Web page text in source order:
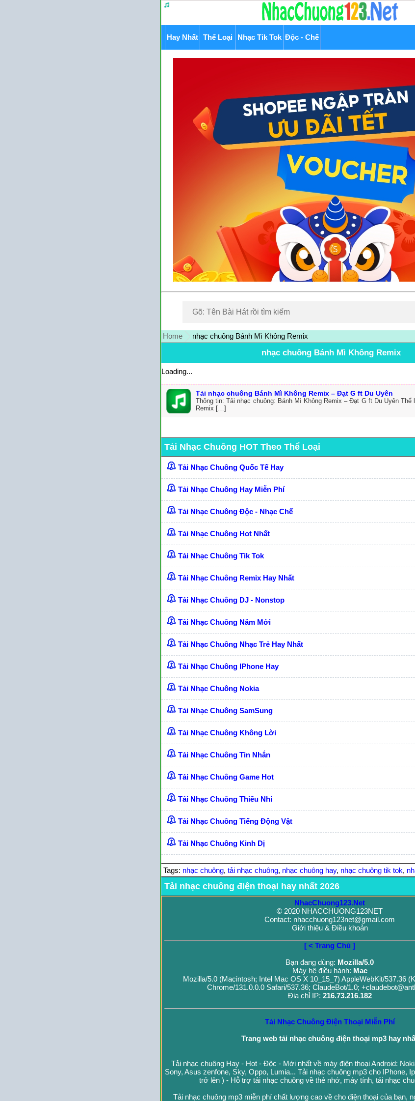
Hay Nhất Thể Loại Nhạc Tik Tok Độc - Chế
Home nhạc chuông Bánh Mì Không Remix
nhạc chuông Bánh Mì Không Remix
Loading...
Tải nhạc chuông Bánh Mì Không Remix – Đạt G ft Du Uyên
Thông tin: Tải nhạc chuông: Bánh Mì Không Remix – Đạt G ft Du Uyên Thể
Remix […]
Tải Nhạc Chuông HOT Theo Thể Loại
Tải Nhạc Chuông Quốc Tế Hay
Tải Nhạc Chuông Hay Miễn Phí
Tải Nhạc Chuông Độc - Nhạc Chế
Tải Nhạc Chuông Hot Nhất
Tải Nhạc Chuông Tik Tok
Tải Nhạc Chuông Remix Hay Nhất
Tải Nhạc Chuông DJ - Nonstop
Tải Nhạc Chuông Năm Mới
Tải Nhạc Chuông Nhạc Trẻ Hay Nhất
Tải Nhạc Chuông IPhone Hay
Tải Nhạc Chuông Nokia
Tải Nhạc Chuông SamSung
Tải Nhạc Chuông Không Lời
Tải Nhạc Chuông Tin Nhắn
Tải Nhạc Chuông Game Hot
Tải Nhạc Chuông Thiếu Nhi
Tải Nhạc Chuông Tiếng Động Vật
Tải Nhạc Chuông Kinh Dị
Tags: nhạc chuông, tải nhạc chuông, nhạc chuông hay, nhạc chuông tik tok,
Tải nhạc chuông điện thoại hay nhất 2026
NhacChuong123.Net
© 2020 NHACCHUONG123NET
Contact: nhacchuong123net@gmail.com
Giới thiệu & Điều khoản
[ < Trang Chủ ]
Bạn đang dùng: Mozilla/5.0
Máy hệ điều hành: Mac
Mozilla/5.0 (Macintosh; Intel Mac OS X 10_15_7) AppleWebKit/537.36
Chrome/131.0.0.0 Safari/537.36; ClaudeBot/1.0;
Địa chỉ IP: 216.73.216.182
Tải Nhạc Chuông Điện Thoại Miễn Phí
Trang web tải nhạc chuông điện thoại mp3 hay
Tải nhạc chuông Hay - Hot - Độc - Mới nhất về máy điện thoại Android:
Sony, Asus zenfone, Sky, Oppo, Lumia... Tải nhạc chuông mp3 cho IPhone,
trở lên ) - Hỗ trợ tải nhạc chuông về thẻ nhớ, máy tính, tải nhạc
Tải nhạc chuông mp3 miễn phí chất lượng cao về cho điện thoại của bạn,